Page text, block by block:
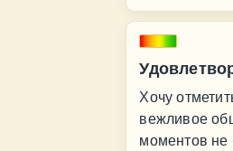
Хочу
вежливое
моментов